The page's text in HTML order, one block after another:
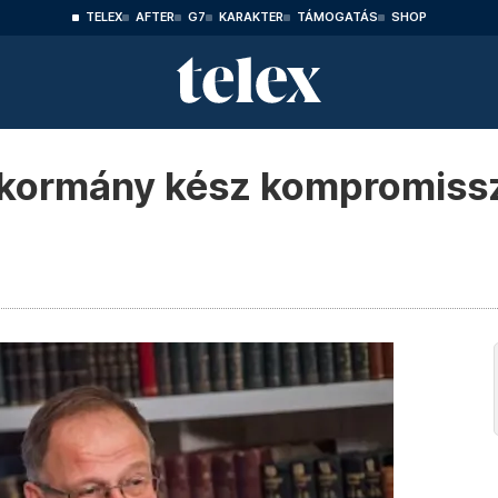
TELEX AFTER G7 KARAKTER TÁMOGATÁS SHOP
kész